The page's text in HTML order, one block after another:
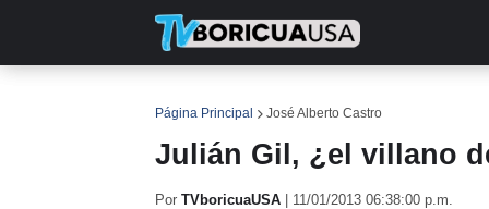
Página Principal José Alberto Castro
Julián Gil, ¿el villano
Por TVboricuaUSA 11/01/2013 06:38:00 p.m.